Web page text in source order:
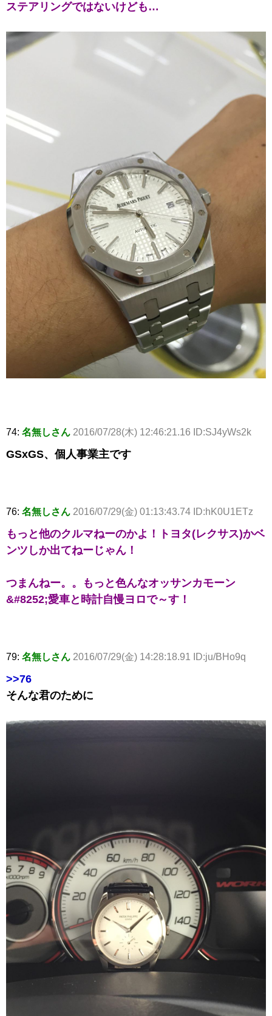
ステアリングではないけども…
74: 名無しさん 2016/07/28(木) 12:46:21.16 ID:SJ4yWs2k
GSxGS、個人事業主です
76: 名無しさん 2016/07/29(金) 01:13:43.74 ID:hK0U1ETz
もっと他のクルマねーのかよ！トヨタ(レクサス)かベ
ンツしか出てねーじゃん！
つまんねー。。もっと色んなオッサンカモーン
&#8252;愛車と時計自慢ヨロで～す！
79: 名無しさん 2016/07/29(金) 14:28:18.91 ID:ju/BHo9q
>>76
そんな君のために